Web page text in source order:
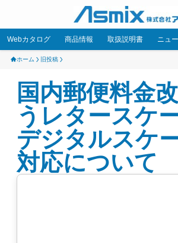
Webカタログ 商品情報 取扱説明書 ニュ
ホーム 旧投稿
国内郵便料金
うレタースケー
デジタルスケ
対応について